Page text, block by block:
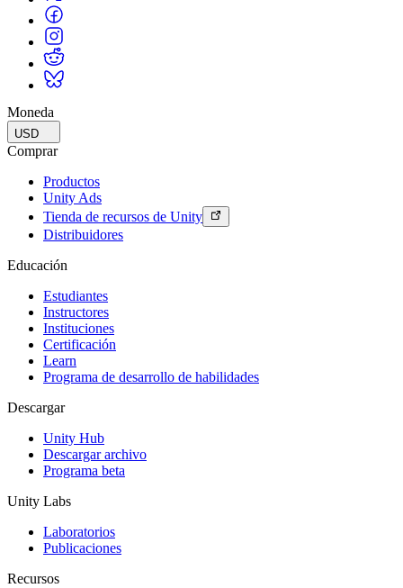
Moneda
USD
Comprar
Productos
Unity Ads
Tienda de recursos de Unity
Distribuidores
Educación
Estudiantes
Instructores
Instituciones
Certificación
Learn
Programa de desarrollo de habilidades
Descargar
Unity Hub
Descargar archivo
Programa beta
Unity Labs
Laboratorios
Publicaciones
Recursos